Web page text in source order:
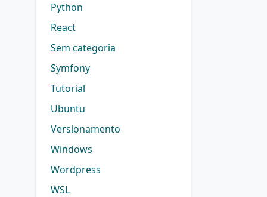
Python
React
Sem categoria
Symfony
Tutorial
Ubuntu
Versionamento
Windows
Wordpress
WSL